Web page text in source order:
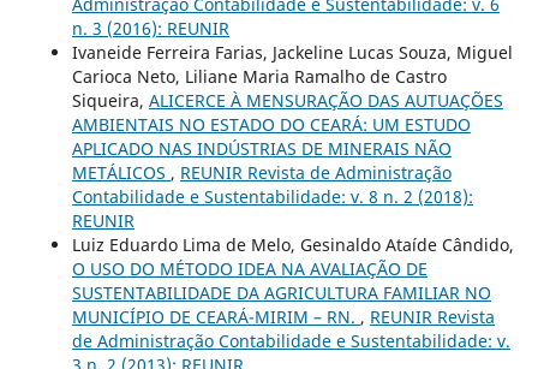
n. 3 (2016): REUNIR
Ivaneide Ferreira Farias, Jackeline Lucas Souza, Miguel
Carioca Neto, Liliane Maria Ramalho de Castro
Siqueira, ALICERCE À MENSURAÇÃO DAS AUTUAÇÕES
AMBIENTAIS NO ESTADO DO CEARÁ: UM ESTUDO
APLICADO NAS INDÚSTRIAS DE MINERAIS NÃO
METÁLICOS , REUNIR Revista de Administração
Contabilidade e Sustentabilidade: v. 8 n. 2 (2018):
REUNIR
Luiz Eduardo Lima de Melo, Gesinaldo Ataíde Cândido,
O USO DO MÉTODO IDEA NA AVALIAÇÃO DE
SUSTENTABILIDADE DA AGRICULTURA FAMILIAR NO
MUNICÍPIO DE CEARÁ-MIRIM – RN. , REUNIR Revista
de Administração Contabilidade e Sustentabilidade: v.